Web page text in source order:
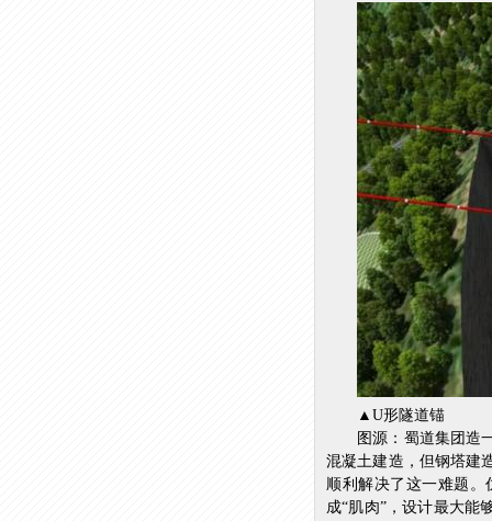
▲U形隧道锚
图源：蜀道集团造
混凝土建造，但钢塔建
顺利解决了这一难题
成“肌肉”，设计最大能